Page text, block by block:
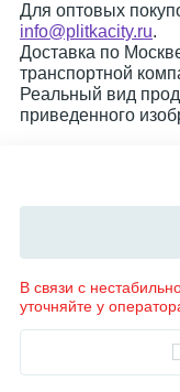
Для оптовых
info@plitkacity.ru.
Доставка по
транспортной
Реальный вид
приведенного
В связи с
уточняйте у